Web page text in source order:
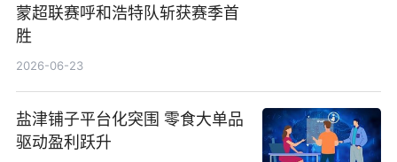
蒙超联赛呼和浩特队斩获赛季首
胜
2026-06-23
盐津铺子平台化突围 零食大单品
驱动盈利跃升